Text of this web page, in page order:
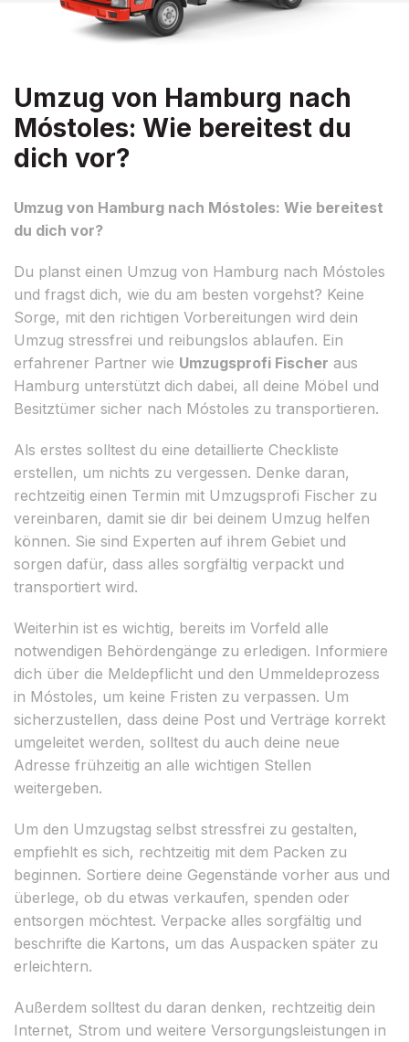
Umzug von Hamburg nach
Móstoles: Wie bereitest du
dich vor?
Umzug von Hamburg nach Móstoles: Wie bereitest
du dich vor?
Du planst einen Umzug von Hamburg nach Móstoles
und fragst dich, wie du am besten vorgehst? Keine
Sorge, mit den richtigen Vorbereitungen wird dein
Umzug stressfrei und reibungslos ablaufen. Ein
erfahrener Partner wie Umzugsprofi Fischer aus
Hamburg unterstützt dich dabei, all deine Möbel und
Besitztümer sicher nach Móstoles zu transportieren.
Als erstes solltest du eine detaillierte Checkliste
erstellen, um nichts zu vergessen. Denke daran,
rechtzeitig einen Termin mit Umzugsprofi Fischer zu
vereinbaren, damit sie dir bei deinem Umzug helfen
können. Sie sind Experten auf ihrem Gebiet und
sorgen dafür, dass alles sorgfältig verpackt und
transportiert wird.
Weiterhin ist es wichtig, bereits im Vorfeld alle
notwendigen Behördengänge zu erledigen. Informiere
dich über die Meldepflicht und den Ummeldeprozess
in Móstoles, um keine Fristen zu verpassen. Um
sicherzustellen, dass deine Post und Verträge korrekt
umgeleitet werden, solltest du auch deine neue
Adresse frühzeitig an alle wichtigen Stellen
weitergeben.
Um den Umzugstag selbst stressfrei zu gestalten,
empfiehlt es sich, rechtzeitig mit dem Packen zu
beginnen. Sortiere deine Gegenstände vorher aus und
überlege, ob du etwas verkaufen, spenden oder
entsorgen möchtest. Verpacke alles sorgfältig und
beschrifte die Kartons, um das Auspacken später zu
erleichtern.
Außerdem solltest du daran denken, rechtzeitig dein
Internet, Strom und weitere Versorgungsleistungen in